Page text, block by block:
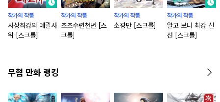
작가의 작품
사상최강의 데릴사
위 [스크롤]
작가의 작품
초초수련천년 [스
크롤]
작가의 작품
소광만 [스크롤]
작가의 작품
알고 보니 최강 신
선 [스크롤]
무협 만화 랭킹